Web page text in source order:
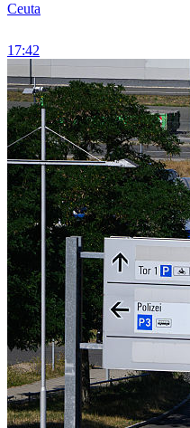
Ceuta
17:42